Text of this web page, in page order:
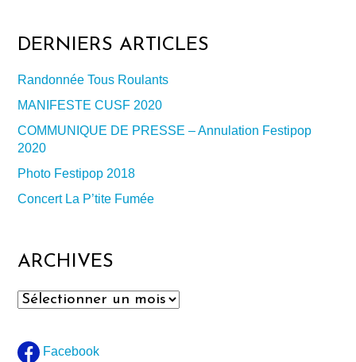
DERNIERS ARTICLES
Randonnée Tous Roulants
MANIFESTE CUSF 2020
COMMUNIQUE DE PRESSE – Annulation Festipop
2020
Photo Festipop 2018
Concert La P’tite Fumée
ARCHIVES
Archives
Facebook